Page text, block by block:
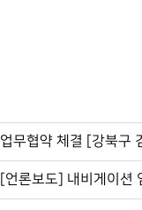
업무협약 체결 [강북구
[언론보도] 내비게이션